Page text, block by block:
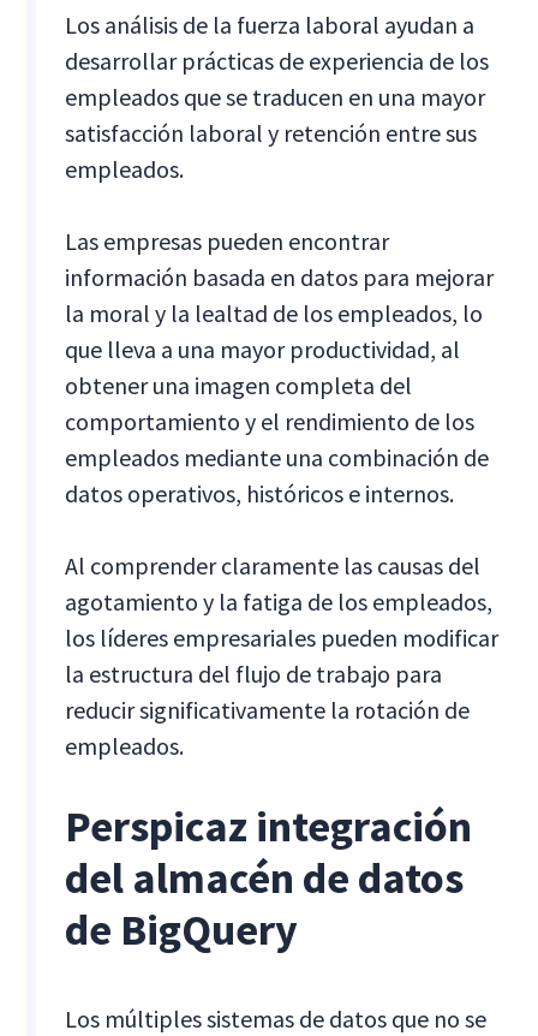
Los análisis de la fuerza laboral ayudan a
desarrollar prácticas de experiencia de los
empleados que se traducen en una mayor
satisfacción laboral y retención entre sus
empleados.
Las empresas pueden encontrar
información basada en datos para mejorar
la moral y la lealtad de los empleados, lo
que lleva a una mayor productividad, al
obtener una imagen completa del
comportamiento y el rendimiento de los
empleados mediante una combinación de
datos operativos, históricos e internos.
Al comprender claramente las causas del
agotamiento y la fatiga de los empleados,
los líderes empresariales pueden modificar
la estructura del flujo de trabajo para
reducir significativamente la rotación de
empleados.
Perspicaz integración
del almacén de datos
de BigQuery
Los múltiples sistemas de datos que no se